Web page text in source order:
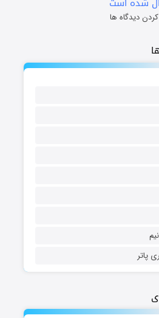
پاتر
دیدگاه ها